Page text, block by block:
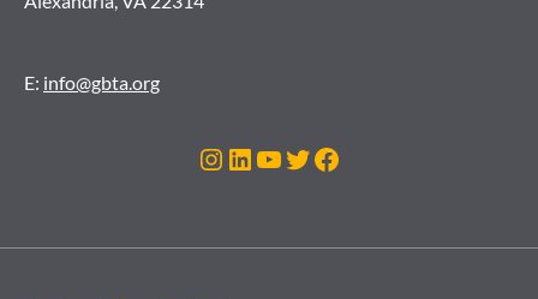
E: info@gbta.org
Instagram
LinkedIn
Youtube
Twitter
Facebook